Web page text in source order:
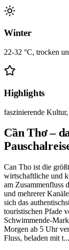
Winter
22-32 °C, trocken
Highlights
faszinierende
Cần Thơ –
Can Tho ist die
wirtschaftliche und
am Zusammenfluss
und mehrerer
sich das
touristischen Pfade
Schwimmende-
Morgen ab 5 Uhr
Fluss, beladen mit t...